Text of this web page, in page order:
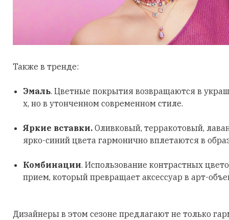
Также в тренде:
Эмаль. Цветные покрытия возвращаются в
х, но в утонченном современном стиле.
Яркие вставки. Оливковый, терракотовый,
ярко-синий цвета гармонично вплетаются в
Комбинации. Использование контрастных
прием, который превращает аксессуар в арт-
Дизайнеры в этом сезоне предлагают не только